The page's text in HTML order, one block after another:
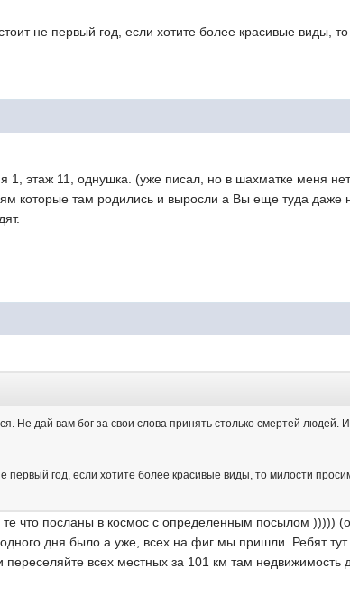
не первый год, если хотите более красивые виды,
1, этаж 11, однушка. (уже писал, но в шахматке меня
которые там родились и выросли а Вы еще туда даже
Не дай вам бог за свои слова принять столько смертей людей.
первый год, если хотите более красивые виды, то милости
те что посланы в космос с определенным посылом )))))
дня было а уже, всех на фиг мы пришли. Ребят
переселяйте всех местных за 101 км там